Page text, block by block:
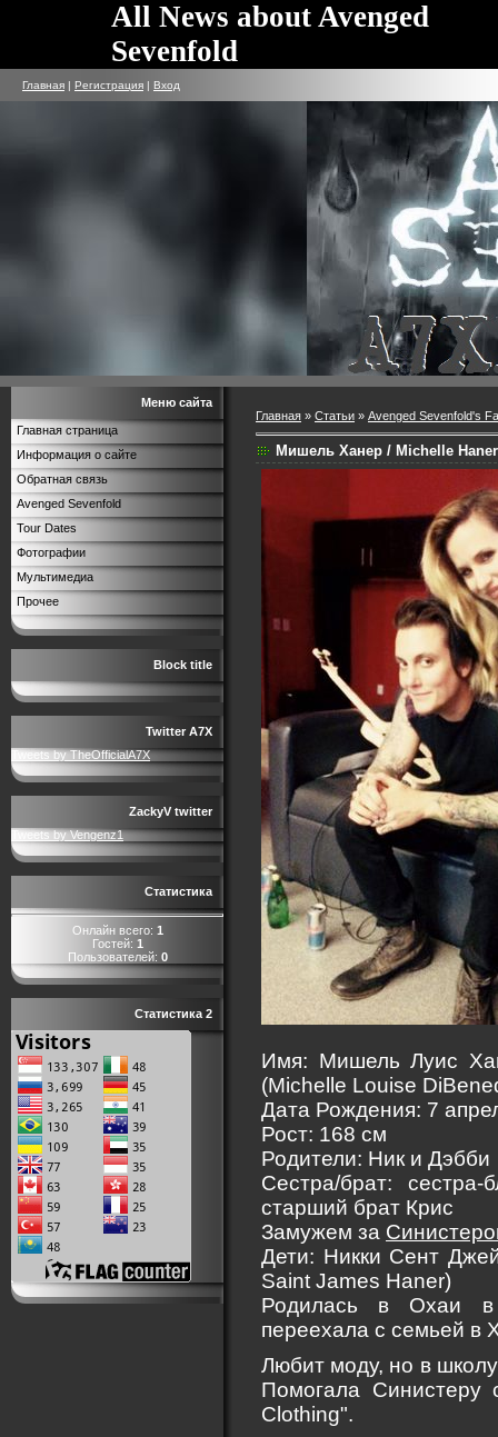
All News about Avenged
Sevenfold
Главная | Регистрация | Вход
Меню сайта
Главная страница
Информация о сайте
Обратная связь
Avenged Sevenfold
Tour Dates
Фотографии
Мультимедиа
Прочее
Block title
Twitter A7X
Tweets by TheOfficialA7X
ZackyV twitter
Tweets by Vengenz1
Статистика
Онлайн всего: 1
Гостей: 1
Пользователей: 0
Статистика 2
Главная » Статьи » Avenged Sevenfold's
Мишель Ханер / Michelle Haner
Имя: Мишель Луис
(Michelle Louise
Дата Рождения: 7
Рост: 168 см
Родители: Ник и Дэбби
Сестра/брат:
старший брат Крис
Замужем за
Дети: Никки Сент
Saint James Haner)
Родилась в Охаи
переехала с семьей в
Любит моду, но в
Помогала Синистеру
Clothing".